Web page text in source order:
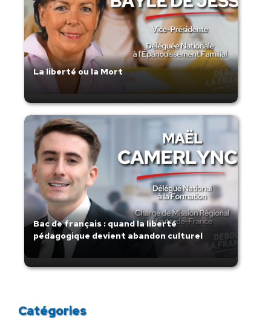
La liberté ou la Mort
Bac de français : quand la liberté
pédagogique devient abandon culturel
Catégories